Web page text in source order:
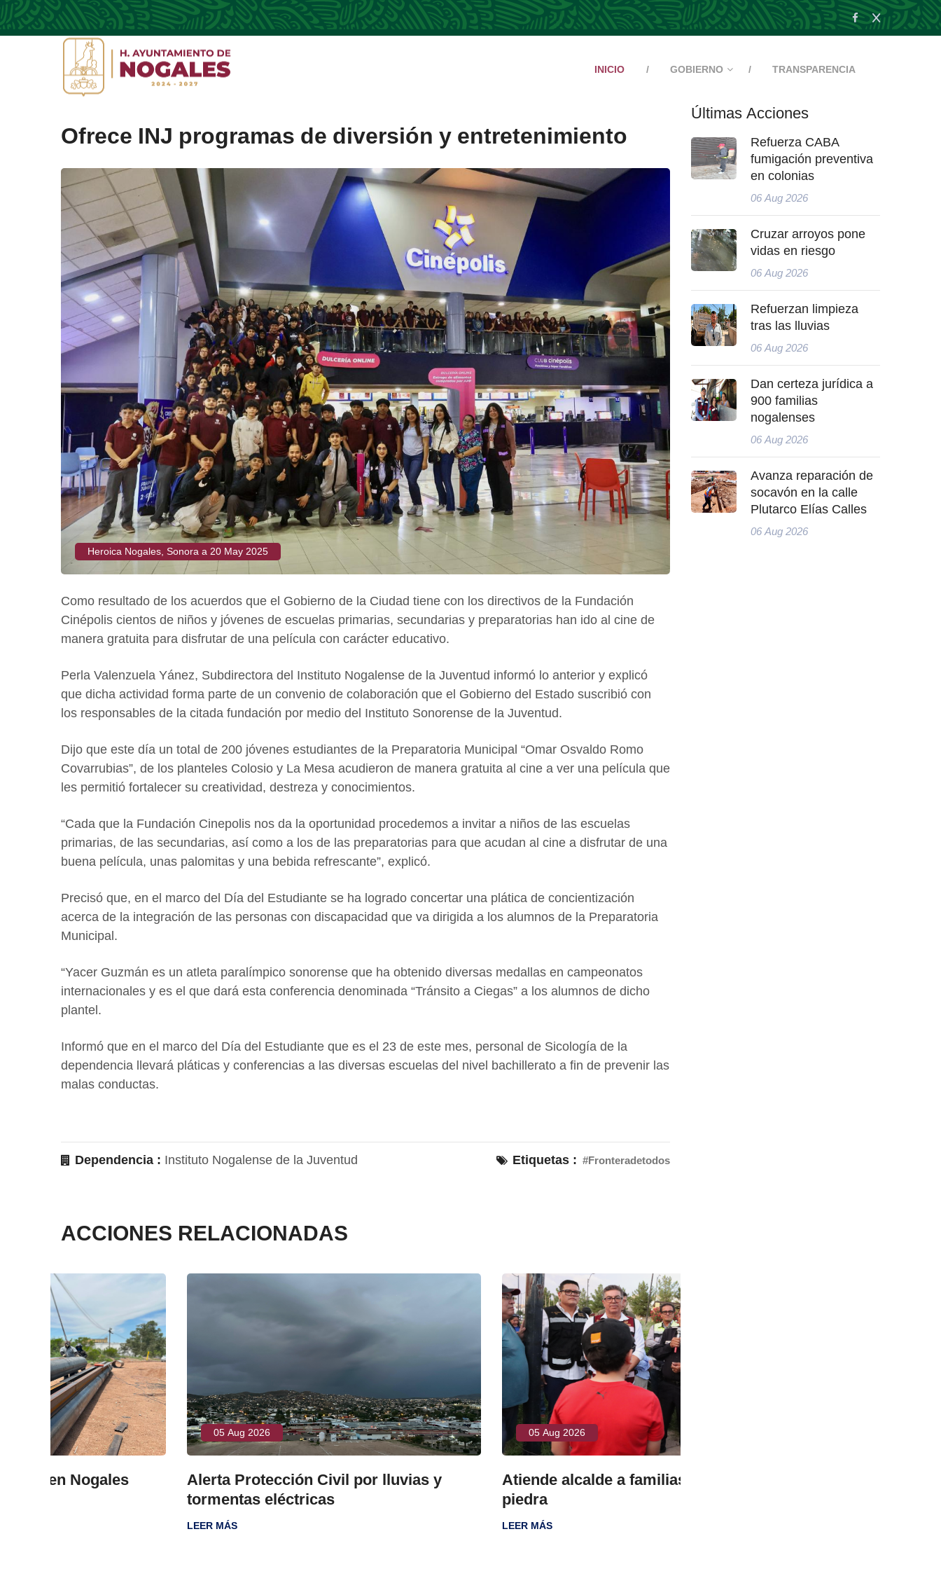
INICIO GOBIERNO TRANSPARENCIA
Ofrece INJ programas de diversión y entretenimiento
Heroica Nogales, Sonora a 20 May 2025
Como resultado de los acuerdos que el Gobierno de la Ciudad tiene con los directivos de la Fundación
Cinépolis cientos de niños y jóvenes de escuelas primarias, secundarias y preparatorias han ido al cine de
manera gratuita para disfrutar de una película con carácter educativo.
Perla Valenzuela Yánez, Subdirectora del Instituto Nogalense de la Juventud informó lo anterior y explicó
que dicha actividad forma parte de un convenio de colaboración que el Gobierno del Estado suscribió con
los responsables de la citada fundación por medio del Instituto Sonorense de la Juventud.
Dijo que este día un total de 200 jóvenes estudiantes de la Preparatoria Municipal “Omar Osvaldo Romo
Covarrubias”, de los planteles Colosio y La Mesa acudieron de manera gratuita al cine a ver una película que
les permitió fortalecer su creatividad, destreza y conocimientos.
“Cada que la Fundación Cinepolis nos da la oportunidad procedemos a invitar a niños de las escuelas
primarias, de las secundarias, así como a los de las preparatorias para que acudan al cine a disfrutar de una
buena película, unas palomitas y una bebida refrescante”, explicó.
Precisó que, en el marco del Día del Estudiante se ha logrado concertar una plática de concientización
acerca de la integración de las personas con discapacidad que va dirigida a los alumnos de la Preparatoria
Municipal.
“Yacer Guzmán es un atleta paralímpico sonorense que ha obtenido diversas medallas en campeonatos
internacionales y es el que dará esta conferencia denominada “Tránsito a Ciegas” a los alumnos de dicho
plantel.
Informó que en el marco del Día del Estudiante que es el 23 de este mes, personal de Sicología de la
dependencia llevará pláticas y conferencias a las diversas escuelas del nivel bachillerato a fin de prevenir las
malas conductas.
Dependencia : Instituto Nogalense de la Juventud Etiquetas : #Fronteradetodos
ACCIONES RELACIONADAS
05 Aug 2026
Alerta Protección Civil por lluvias y
tormentas eléctricas
05 Aug 2026
Atiende alcalde a familias de Fuente de
Últimas Acciones
Refuerza CABA
fumigación preventiva
en colonias
06 Aug 2026
Cruzar arroyos pone
vidas en riesgo
06 Aug 2026
Refuerzan limpieza
tras las lluvias
06 Aug 2026
Dan certeza jurídica a
900 familias
nogalenses
06 Aug 2026
Avanza reparación de
socavón en la calle
Plutarco Elías Calles
06 Aug 2026